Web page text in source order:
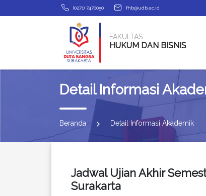
(0271) 7470050 fhb@udb.ac.id
FAKULTAS
HUKUM DAN BISNIS
Detail Informasi
Beranda Detail Informasi Akademik
Jadwal Ujian Akhir
Surakarta